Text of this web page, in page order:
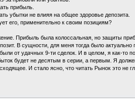
прибыль.
убытки не влияя на общее здоровье депозита.
его, применительно к своим позициям?
Прибыль была колоссальная, но защиты
В сущности, для меня тогда было актуально
от удачных 9-ти сделок. И в целом, я как-
будет не десятым в серии, а первым. Я
И стало ясно, что читать Рынок это не